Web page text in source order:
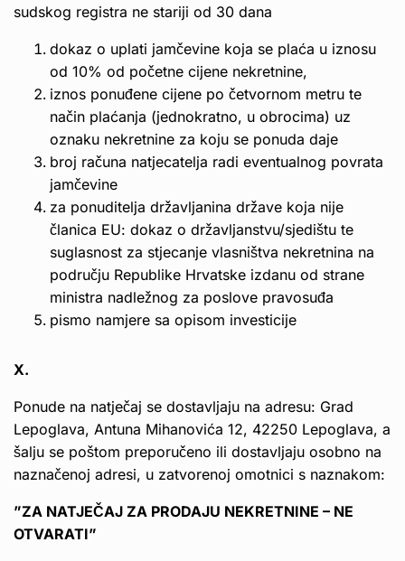
sudskog registra ne stariji od 30 dana
dokaz o uplati jamčevine koja se plaća u iznosu
od 10% od početne cijene nekretnine,
iznos ponuđene cijene po četvornom metru te
način plaćanja (jednokratno, u obrocima) uz
oznaku nekretnine za koju se ponuda daje
broj računa natjecatelja radi eventualnog povrata
jamčevine
za ponuditelja državljanina države koja nije
članica EU: dokaz o državljanstvu/sjedištu te
suglasnost za stjecanje vlasništva nekretnina na
području Republike Hrvatske izdanu od strane
ministra nadležnog za poslove pravosuđa
pismo namjere sa opisom investicije
X.
Ponude na natječaj se dostavljaju na adresu: Grad
Lepoglava, Antuna Mihanovića 12, 42250 Lepoglava, a
šalju se poštom preporučeno ili dostavljaju osobno na
naznačenoj adresi, u zatvorenoj omotnici s naznakom:
”ZA NATJEČAJ ZA PRODAJU NEKRETNINE – NE
OTVARATI”